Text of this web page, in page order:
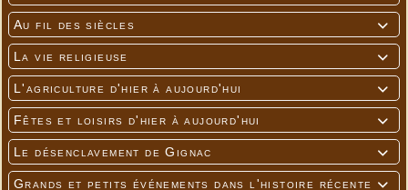

Au fil des siècles

La vie religieuse

L'agriculture d'hier à aujourd'hui

Fêtes et loisirs d'hier à aujourd'hui

Le désenclavement de Gignac

Grands et petits événements dans l'histoire récente